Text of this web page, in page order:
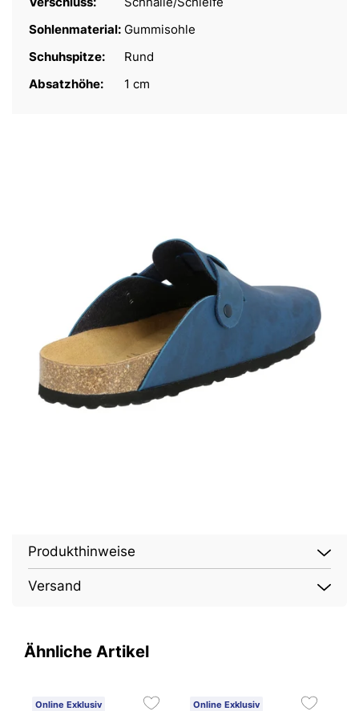
Sohlenmaterial: Gummisohle
Schuhspitze:
Rund
Absatzhöhe:
1 cm
Produkthinweise
Versand
Ähnliche Artikel
Online Exklusiv Online Exklusiv